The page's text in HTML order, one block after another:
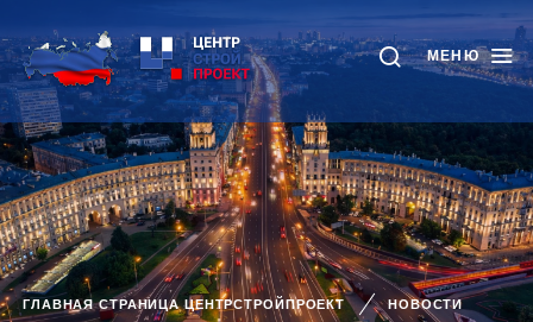
МЕНЮ
ГЛАВНАЯ СТРАНИЦА ЦЕНТРСТРОЙПРОЕКТ НОВОСТИ